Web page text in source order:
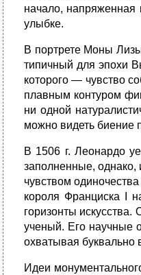
начало, напряженная
улыбке.
В портрете Моны Лизы
типичный для эпохи
которого — чувство
плавным контуром
ни одной
можно видеть биение
В 1506 г. Леонардо
заполненные, однако,
чувством
короля Франциска I
горизонты
ученый. Его научные
охватывая буквально
Идеи